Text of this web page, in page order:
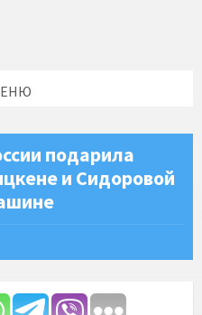
подарила
и Сидоровой